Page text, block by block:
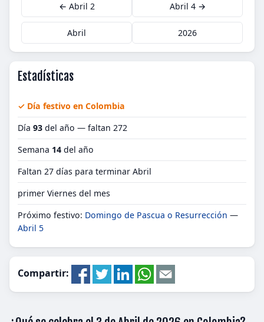
← Abril 2 Abril 4 →
Abril 2026
Estadísticas
✓ Día festivo en Colombia
Día 93 del año — faltan 272
Semana 14 del año
Faltan 27 días para terminar Abril
primer Viernes del mes
Próximo festivo: Domingo de Pascua o Resurrección —
Abril 5
Compartir: